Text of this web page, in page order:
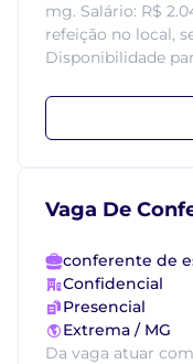
mg. Salário: R$
refeição no local,
Disponibilidade
Vaga De
conferente de
Confidencial
Presencial
Extrema / MG
Da vaga atuar